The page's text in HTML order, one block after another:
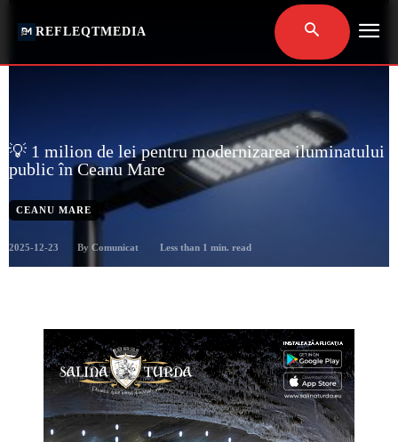
REFLEQTMEDIA
💡 1 milion de lei pentru modernizarea iluminatului
public în Ceanu Mare
CEANU MARE
2025-12-23 By Comunicat Less than 1 min. read